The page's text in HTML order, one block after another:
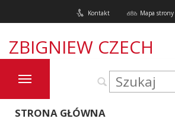
Mapa strony
Kontakt
ZBIGNIEW CZECH
STRONA GŁÓWNA